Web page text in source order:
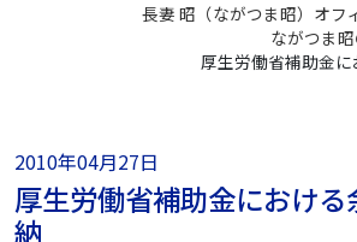
長妻 昭（ながつま昭）オフ
ながつま
厚生労働省補助金
2010年04月27日
厚生労働省補助金におけ
納